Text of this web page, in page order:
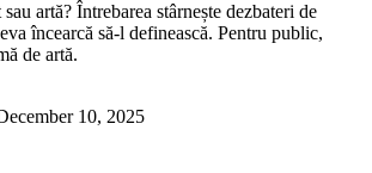
artă? Întrebarea stârnește dezbateri de
încearcă să-l definească. Pentru public,
de artă.
10, 2025